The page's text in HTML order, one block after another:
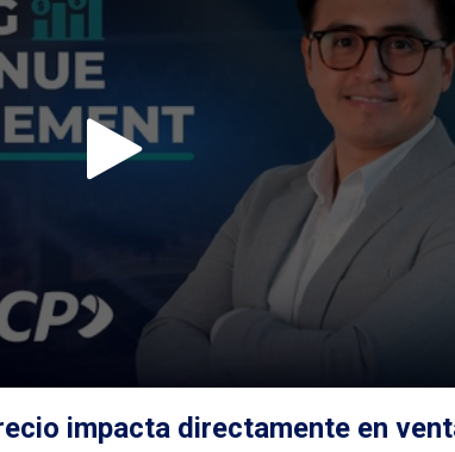
impacta directamente en